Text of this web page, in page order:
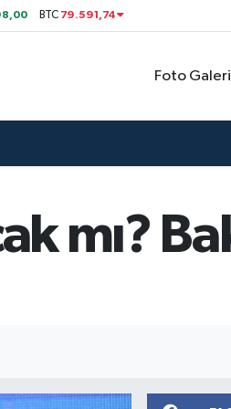
BTC 79.591,74
Foto Galeri
mı?